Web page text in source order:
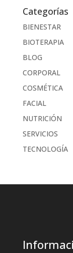
Categorías
BIENESTAR
BIOTERAPIA
BLOG
CORPORAL
COSMÉTICA
FACIAL
NUTRICIÓN
SERVICIOS
TECNOLOGÍA